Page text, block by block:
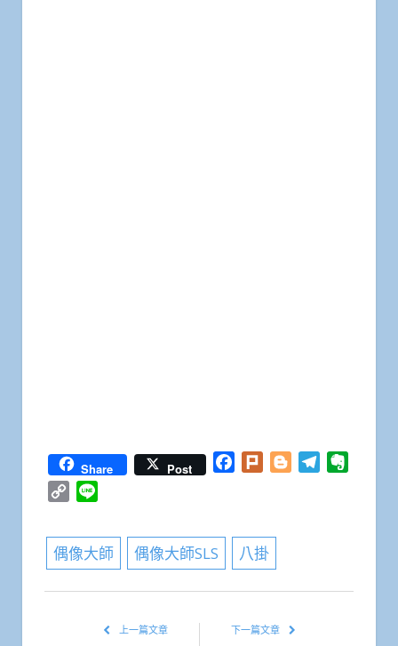
Share Post Facebook
Plurk BloggerTelegram
Copy
偶像大師 偶像大師SLS 八掛
上一篇文章 下一篇文章